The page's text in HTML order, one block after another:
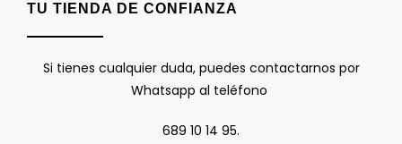
TU TIENDA DE CONFIANZA
Si tienes cualquier duda, puedes contactarnos por
Whatsapp al teléfono
689 10 14 95.